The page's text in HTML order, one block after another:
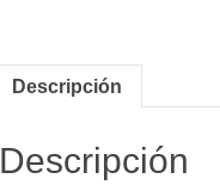
Descripción
Descripción